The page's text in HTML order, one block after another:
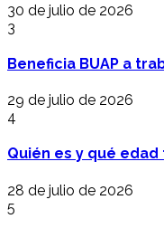
30 de julio de 2026
3
Beneficia BUAP a
29 de julio de 2026
4
Quién es y qué
28 de julio de 2026
5